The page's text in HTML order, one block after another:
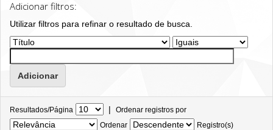
Adicionar filtros:
Utilizar filtros para refinar o resultado de busca.
Resultados/Página | Ordenar registros por
Ordenar
Registro(s)